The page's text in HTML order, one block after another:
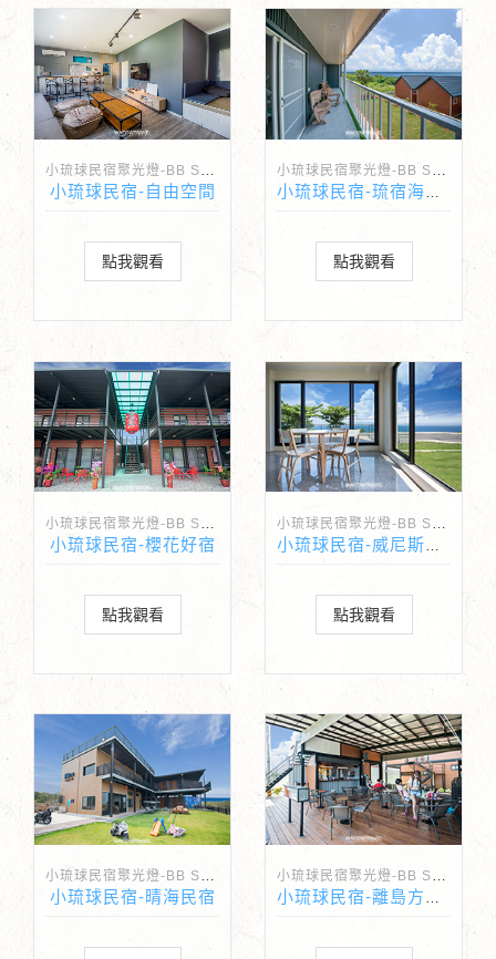
小琉球民宿聚光燈-BB Spotlight
小琉球民宿-自由空間
點我觀看
小琉球民宿聚光燈-BB Spotlight
小琉球民宿-琉宿海景莊園
點我觀看
小琉球民宿-櫻花好宿
點我觀看 點我觀看
小琉球民宿聚光燈-BB Spotlight
小琉球民宿-晴海民宿
小琉球民宿聚光燈-BB Spotlight
小琉球民宿-離島方程式